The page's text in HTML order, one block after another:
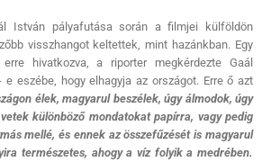
István pályafutása során a filmjei külföldön
visszhangot keltettek, mint hazánkban. Egy
erre hivatkozva, a riporter megkérdezte Gaál
e eszébe, hogy elhagyja az országot. Erre ő azt
élek, magyarul beszélek, úgy álmodok, úgy
különböző mondatokat papírra, vagy pedig
mellé, és ennek az összefűzését is magyarul
természetes, ahogy a víz folyik a medrében.